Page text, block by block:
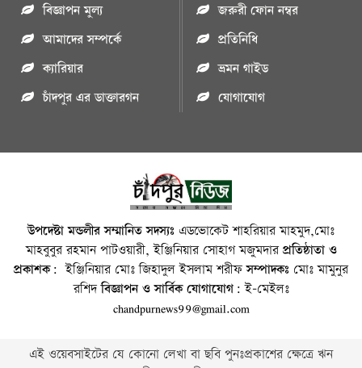
বিজ্ঞাপন মুল্য
আমাদের সম্পর্কে
ক্যারিয়ার
চাঁদপুর এর ডাক্তারগন
জরুরী ফোন নম্বর
প্রতিনিধি
ভ্রমন গাইড
যোগাযোগ
উপদেষ্টা মন্ডলীর সম্মানিত সদস্যঃ এডভোকেট শাহরিয়ার মাহমুদ,মোঃ
মাহবুবুর রহমান পাটওয়ারী, ইঞ্জিনিয়ার সোহাগ মজুমদারপ্রতিষ্ঠাতা ও
প্রকাশক: ইঞ্জিনিয়ার মোঃ জিহাদুল ইসলাম শরীফসম্পাদকঃ মোঃ মামুনুর
রশিদবিজ্ঞাপন ও সার্বিক যোগাযোগ: ই-মেইলঃ
chandpurnews99@gmail.com
এই ওয়েবসাইটের যে কোনো লেখা বা ছবি পুনঃপ্রকাশের ক্ষেত্রে ঋন